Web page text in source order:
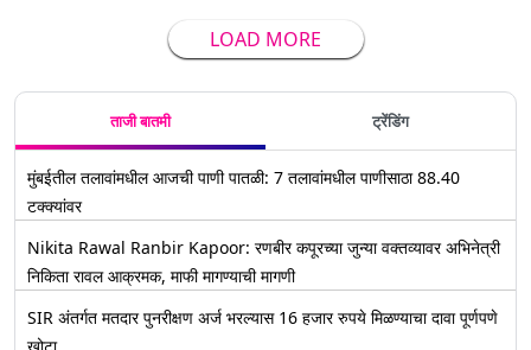
LOAD MORE
ताजी बातमी ट्रेंडिंग
मुंबईतील तलावांमधील आजची पाणी पातळी: 7 तलावांमधील पाणीसाठा 88.40
टक्क्यांवर
Nikita Rawal Ranbir Kapoor: रणबीर कपूरच्या जुन्या वक्तव्यावर अभिनेत्री
निकिता रावल आक्रमक, माफी मागण्याची मागणी
SIR अंतर्गत मतदार पुनरीक्षण अर्ज भरल्यास 16 हजार रुपये मिळण्याचा दावा पूर्णपणे